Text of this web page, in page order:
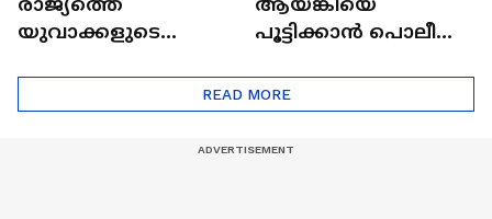
യുവാക്കളുടെ
രണ്ടാഴ്ച്ചയ്ക്ക് ശേഷം
പൂട്ടിക്കാൻ പൊലീസ്;
എന്ന് കാട്ടി റിപ്പോര്‍ട്ട്
നൽകും | Arjun
READ MORE